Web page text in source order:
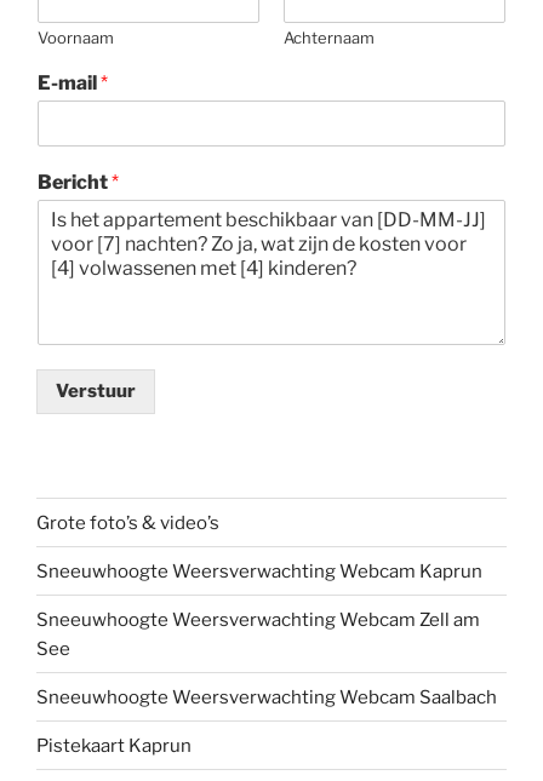
Voornaam Achternaam
E-mail *
Bericht*
Verstuur
Grote foto’s & video’s
Sneeuwhoogte Weersverwachting Webcam Kaprun
Sneeuwhoogte Weersverwachting Webcam Zell am
See
Sneeuwhoogte Weersverwachting Webcam Saalbach
Pistekaart Kaprun